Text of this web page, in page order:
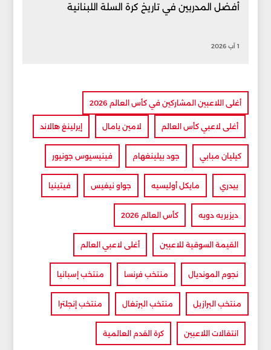
أفضل المدربين في تاريخ كرة السلة اللبنانية
1 آب 2026
أغلى اللاعبين المشاركين في كأس العالم 2026
أغلى لاعبي كأس العالم لامين يامال إيرلينغ هالاند
كيليان مبابي جود بيلينغهام فينيسيوس جونيور
بيدري مايكل أوليسيه جواو نيفيس فيتينيا
ديزيريه دويه كأس العالم 2026
القيمة السوقية للاعبين أغلى لاعبي العالم
نجوم المونديال منتخب فرنسا منتخب إسبانيا
منتخب البرازيل منتخب البرتغال منتخب إنجلترا
انتقالات اللاعبين كرة القدم العالمية